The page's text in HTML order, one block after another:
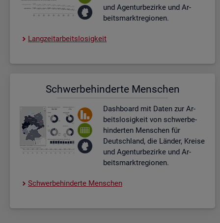
und Agen­tur­be­zir­ke und Ar­
beits­markt­re­gio­nen.
Lang­zeit­ar­beits­lo­sig­keit
Schwer­be­hin­der­te Men­schen
Dash­board mit Daten zur Ar­
beits­lo­sig­keit von schwer­be­
hin­der­ten Men­schen für
Deutsch­land, die Län­der, Krei­se
und Agen­tur­be­zir­ke und Ar­
beits­markt­re­gio­nen.
Schwer­be­hin­der­te Men­schen